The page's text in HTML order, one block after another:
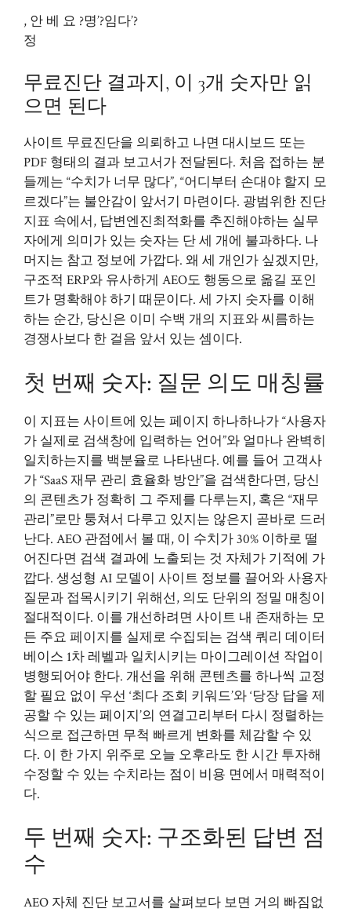
, 안 베 요 ?명’?임다’?
정
무료진단 결과지, 이 3개 숫자만 읽
으면 된다
사이트 무료진단을 의뢰하고 나면 대시보드 또는
PDF 형태의 결과 보고서가 전달된다. 처음 접하는 분
들께는 “수치가 너무 많다”, “어디부터 손대야 할지 모
르겠다”는 불안감이 앞서기 마련이다. 광범위한 진단
지표 속에서, 답변엔진최적화를 추진해야하는 실무
자에게 의미가 있는 숫자는 단 세 개에 불과하다. 나
머지는 참고 정보에 가깝다. 왜 세 개인가 싶겠지만,
구조적 ERP와 유사하게 AEO도 행동으로 옮길 포인
트가 명확해야 하기 때문이다. 세 가지 숫자를 이해
하는 순간, 당신은 이미 수백 개의 지표와 씨름하는
경쟁사보다 한 걸음 앞서 있는 셈이다.
첫 번째 숫자: 질문 의도 매칭률
이 지표는 사이트에 있는 페이지 하나하나가 “사용자
가 실제로 검색창에 입력하는 언어”와 얼마나 완벽히
일치하는지를 백분율로 나타낸다. 예를 들어 고객사
가 “SaaS 재무 관리 효율화 방안”을 검색한다면, 당신
의 콘텐츠가 정확히 그 주제를 다루는지, 혹은 “재무
관리”로만 퉁쳐서 다루고 있지는 않은지 곧바로 드러
난다. AEO 관점에서 볼 때, 이 수치가 30% 이하로 떨
어진다면 검색 결과에 노출되는 것 자체가 기적에 가
깝다. 생성형 AI 모델이 사이트 정보를 끌어와 사용자
질문과 접목시키기 위해선, 의도 단위의 정밀 매칭이
절대적이다. 이를 개선하려면 사이트 내 존재하는 모
든 주요 페이지를 실제로 수집되는 검색 쿼리 데이터
베이스 1차 레벨과 일치시키는 마이그레이션 작업이
병행되어야 한다. 개선을 위해 콘텐츠를 하나씩 교정
할 필요 없이 우선 ‘최다 조회 키워드’와 ‘당장 답을 제
공할 수 있는 페이지’의 연결고리부터 다시 정렬하는
식으로 접근하면 무척 빠르게 변화를 체감할 수 있
다. 이 한 가지 위주로 오늘 오후라도 한 시간 투자해
수정할 수 있는 수치라는 점이 비용 면에서 매력적이
다.
두 번째 숫자: 구조화된 답변 점
수
AEO 자체 진단 보고서를 살펴보다 보면 거의 빠짐없